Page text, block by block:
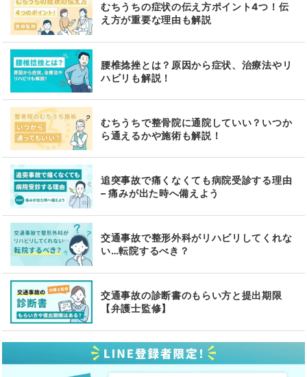
むちうちの症状の伝え方ポイント4つ！伝
え方が重要な理由も解説
腰椎捻挫とは？原因から症状、治療法やリ
ハビリも解説！
むちうちで整骨院に通院していい？いつか
ら通えるかや施術も解説！
追突事故で痛くなくても病院受診する理由
– 痛みが出た時へ備えよう
交通事故で整形外科がリハビリしてくれな
い…転院するべき？
交通事故の診断書のもらい方と提出期限
【弁護士監修】